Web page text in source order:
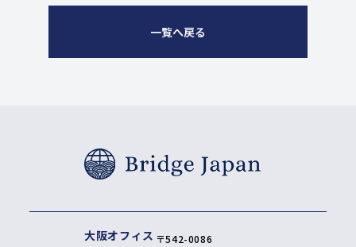
一覧へ戻る
大阪オフィス 〒542-0086